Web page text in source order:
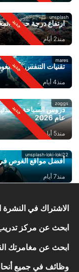
unsplash
ارتفاع درجة حرارة
منذ2 أيام
mares
تقنيات التنفس في
منذ4 أيام
zoggs
دروس السباحة
عام 2026
منذ5 أيام
unsplash-loki-loki22
أفضل مواقع الغوص في منطقة
منذ7 أيام
الاشتراك في النشرة
ابحث عن مركز
ابحث عن مغامرتك
وظائف في جميع